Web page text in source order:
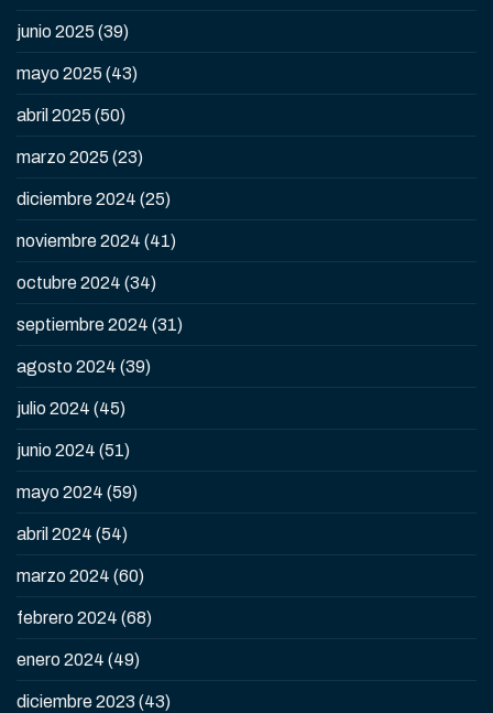
junio 2025 (39)
mayo 2025 (43)
abril 2025 (50)
marzo 2025 (23)
diciembre 2024 (25)
noviembre 2024 (41)
octubre 2024 (34)
septiembre 2024 (31)
agosto 2024 (39)
julio 2024 (45)
junio 2024 (51)
mayo 2024 (59)
abril 2024 (54)
marzo 2024 (60)
febrero 2024 (68)
enero 2024 (49)
diciembre 2023 (43)